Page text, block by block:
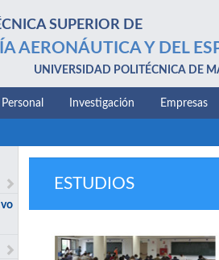
SUPERIOR DE
AERONÁUTICA Y DEL
UNIVERSIDAD POLITÉCNICA DE
Personal Investigación Empresas
ESTUDIOS